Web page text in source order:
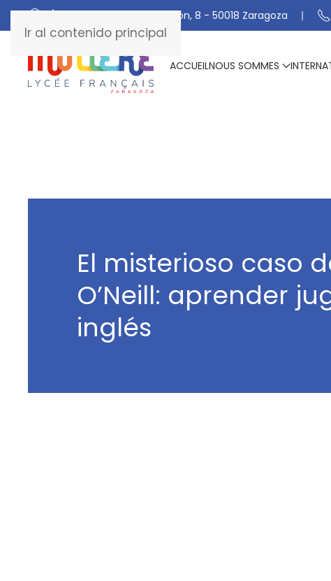
Ir al contenido principal
C/ De Manuel Marraco Ramón, 8 - 50018 Zaragoza
ACCUEILNOUS SOMMES
El misterioso caso
O’Neill: aprender
inglés